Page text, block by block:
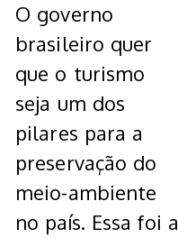
O governo
brasileiro quer
que o turismo
seja um dos
pilares para a
preservação do
meio-ambiente
no país. Essa foi a